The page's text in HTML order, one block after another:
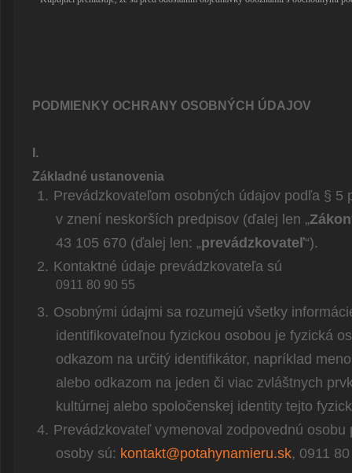
PODMIENKY OCHRANY OSOBNÝCH ÚDAJOV
I.
Základné ustanovenia
1. Prevádzkovateľom osobných údajov podľa §
v znení neskorších predpisov (ďalej len „Zákon
43 105 670 (ďalej len: „prevádzkovateľ“).
2. Kontaktné údaje prevádzkovateľa sú
0911 80 90 55
3. Osobnými údajmi sa rozumejú všetky
identifikovateľnou fyzickou osobou je fyzická
odkazom na určitý identifikátor, napríklad
alebo odkazom na jeden či viac zvláštnych
kultúrnej alebo spoločenskej identity tejto
4. Prevádzkovateľ vymenoval zodpovednú
osoby sú: kontakt@potahynamieru.sk, 0911